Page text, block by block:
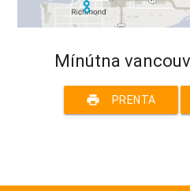
Mínútna
print PRENTA